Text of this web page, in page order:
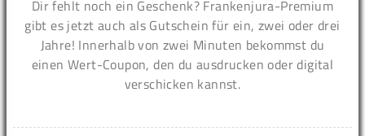
Dir fehlt noch ein Geschenk? Frankenjura-Premium
gibt es jetzt auch als Gutschein für ein, zwei oder drei
Jahre! Innerhalb von zwei Minuten bekommst du
einen Wert-Coupon, den du ausdrucken oder digital
verschicken kannst.